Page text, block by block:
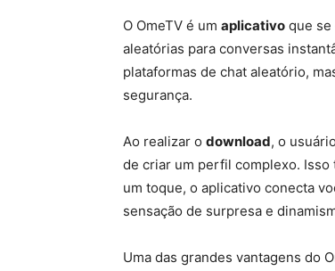
O OmeTV é um aplicativo que se
aleatórias para conversas
plataformas de chat aleatório,
segurança.
Ao realizar o download, o
de criar um perfil complexo. Isso
um toque, o aplicativo conecta
sensação de surpresa e
Uma das grandes vantagens do